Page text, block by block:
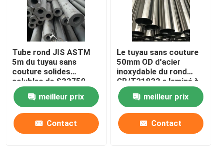
Tube rond JIS ASTM
5m du tuyau sans
couture solides
solubles de S32750
430 étirés à froid
solides solubles
meilleur prix
Contact
Le tuyau sans couture
50mm OD d'acier
inoxydable du rond
GB/T21833 a laminé à
froid 347 630
meilleur prix
Contact